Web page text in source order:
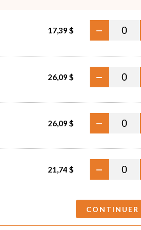
17,39 $ −
26,09 $ −
26,09 $ −
21,74 $ −
CONTINUER